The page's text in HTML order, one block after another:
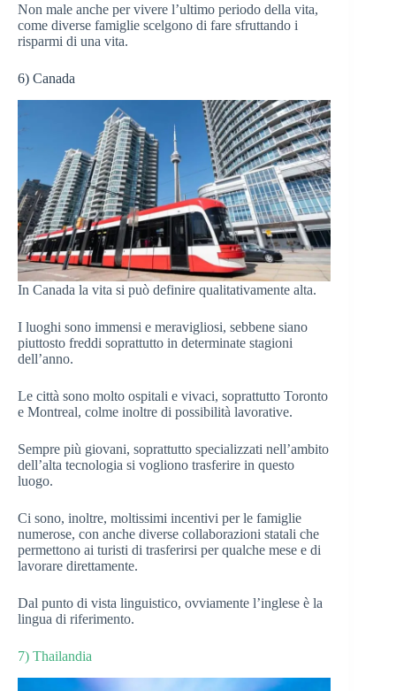
Non male anche per vivere l’ultimo periodo della vita,
come diverse famiglie scelgono di fare sfruttando i
risparmi di una vita.
6) Canada
In Canada la vita si può definire qualitativamente alta.
I luoghi sono immensi e meravigliosi, sebbene siano
piuttosto freddi soprattutto in determinate stagioni
dell’anno.
Le città sono molto ospitali e vivaci, soprattutto Toronto
e Montreal, colme inoltre di possibilità lavorative.
Sempre più giovani, soprattutto specializzati nell’ambito
dell’alta tecnologia si vogliono trasferire in questo
luogo.
Ci sono, inoltre, moltissimi incentivi per le famiglie
numerose, con anche diverse collaborazioni statali che
permettono ai turisti di trasferirsi per qualche mese e di
lavorare direttamente.
Dal punto di vista linguistico, ovviamente l’inglese è la
lingua di riferimento.
7) Thailandia